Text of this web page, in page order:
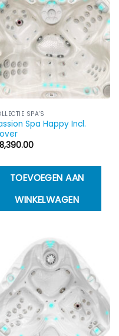
SPA'S
Spa Happy Incl.
TOEVOEGEN AAN
WINKELWAGEN